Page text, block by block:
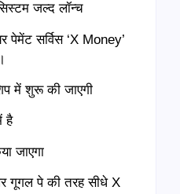
जल्द लॉन्च
पेमेंट सर्विस ‘X Money’
में शुरू की जाएगी
है
जाएगा
गूगल पे की तरह सीधे X